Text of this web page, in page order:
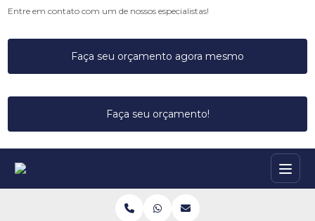
Entre em contato com um de nossos especialistas!
Faça seu orçamento agora mesmo
Faça seu orçamento!